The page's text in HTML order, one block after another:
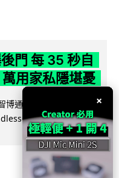
門 每 35 秒自
用家私隱堪憂
博通電子（Zbtlink）生產
」（無盡... 閱
×